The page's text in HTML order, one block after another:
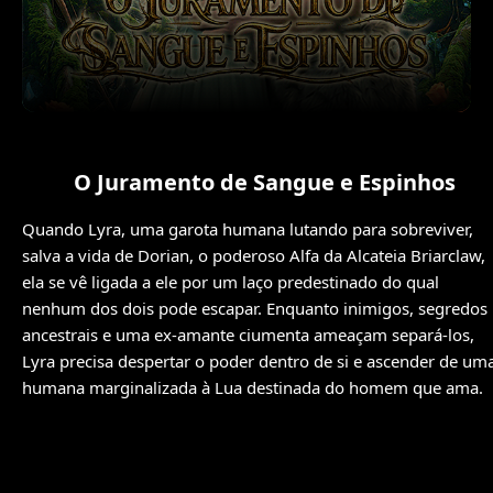
O Juramento de Sangue e Espinhos
Quando Lyra, uma garota humana lutando para sobreviver,
salva a vida de Dorian, o poderoso Alfa da Alcateia Briarclaw,
ela se vê ligada a ele por um laço predestinado do qual
nenhum dos dois pode escapar. Enquanto inimigos, segredos
ancestrais e uma ex-amante ciumenta ameaçam separá-los,
Lyra precisa despertar o poder dentro de si e ascender de
humana marginalizada à Lua destinada do homem que ama.